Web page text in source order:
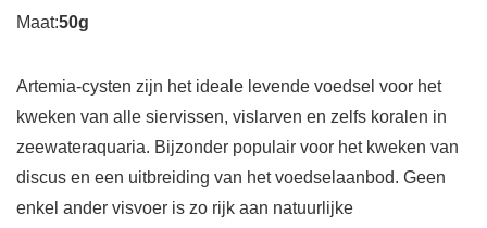
Maat:50g
Artemia-cysten zijn het ideale levende voedsel voor het
kweken van alle siervissen, vislarven en zelfs koralen in
zeewateraquaria. Bijzonder populair voor het kweken van
discus en een uitbreiding van het voedselaanbod. Geen
enkel ander visvoer is zo rijk aan natuurlijke